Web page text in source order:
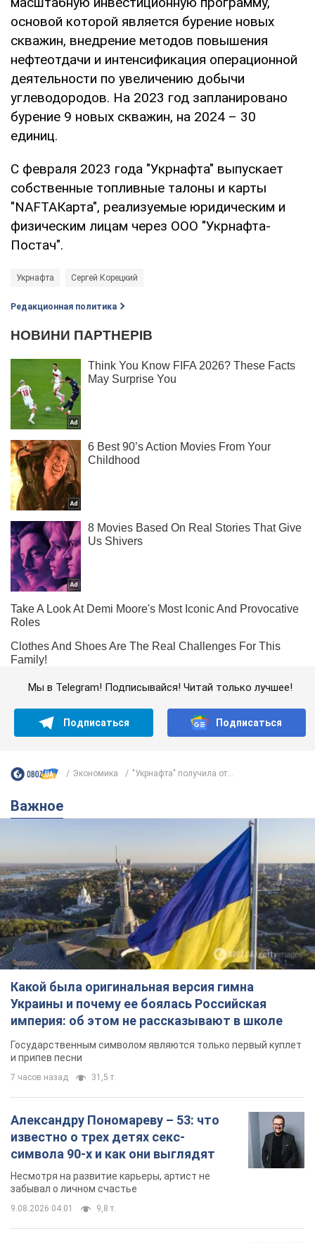
основой которой является бурение новых
скважин, внедрение методов повышения
нефтеотдачи и интенсификация операционной
деятельности по увеличению добычи
углеводородов. На 2023 год запланировано
бурение 9 новых скважин, на 2024 – 30
единиц.
С февраля 2023 года "Укрнафта" выпускает
собственные топливные талоны и карты
"NAFTAКарта", реализуемые юридическим и
физическим лицам через ООО "Укрнафта-
Постач".
Укрнафта Сергей Корецкий
Редакционная политика
Мы в Telegram! Подписывайся! Читай только лучшее!
Подписаться Подписаться
Экономика "Укрнафта" получила от...
Важное
Какой была оригинальная версия гимна
Украины и почему ее боялась Российская
империя: об этом не рассказывают в школе
Государственным символом являются только первый куплет
и припев песни
7 часов назад 31,5 т.
Александру Пономареву – 53: что
известно о трех детях секс-
символа 90-х и как они выглядят
Несмотря на развитие карьеры, артист не
забывал о личном счастье
9.08.2026 04:01 9,8 т.